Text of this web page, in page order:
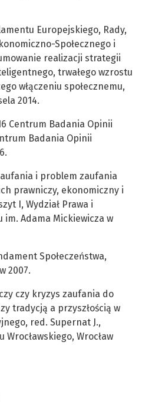
Europejskiego, Rady,
Społecznego i
realizacji strategii
trwałego wzrostu
włączeniu społecznemu,
2014.
Centrum Badania Opinii
Badania Opinii
i problem zaufania
prawniczy, ekonomiczny i
I, Wydział Prawa i
Adama Mickiewicza w
Społeczeństwa,
2007.
czy kryzys zaufania do
tradycją a przyszłością w
red. Supernat J.,
Wrocław